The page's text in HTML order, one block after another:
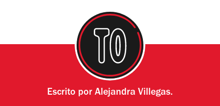
Escrito por Alejandra Villegas.